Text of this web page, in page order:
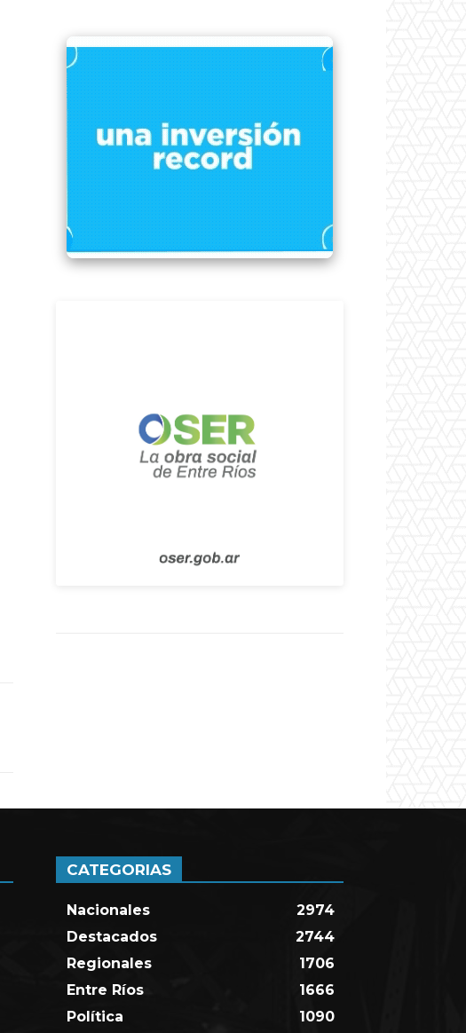
CATEGORIAS
Nacionales
2974
Destacados
2744
Regionales
1706
Entre Ríos
1666
Política
1090